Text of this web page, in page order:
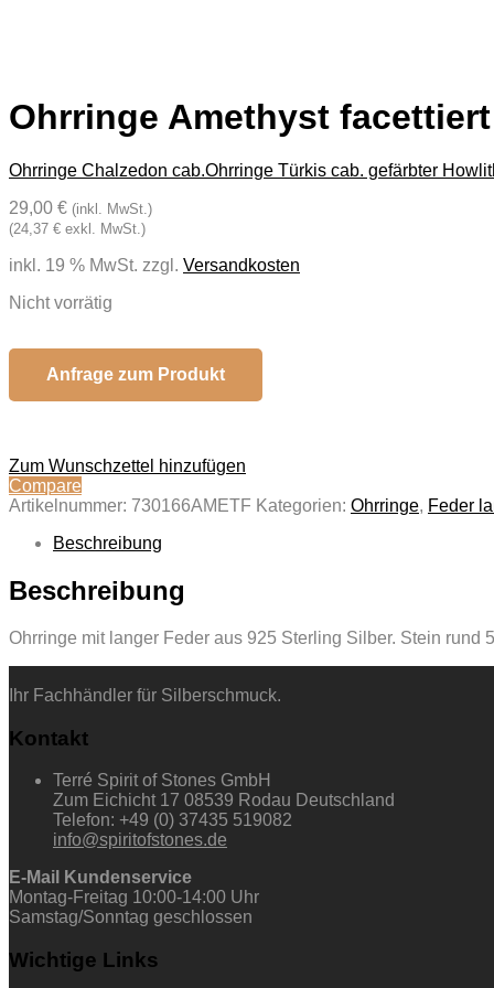
Ohrringe Amethyst facettiert
Ohrringe Chalzedon cab.Ohrringe Türkis cab. gefärbter
29,00 € (inkl. MwSt.)
(24,37 € exkl. MwSt.)
inkl. 19 % MwSt. zzgl. Versandkosten
Nicht vorrätig
Anfrage zum Produkt
Zum Wunschzettel hinzufügen
Compare
Artikelnummer: 730166AMETF Kategorien: Ohrringe, Feder
Beschreibung
Beschreibung
Ohrringe mit langer Feder aus 925 Sterling Silber. Stein rund
Ihr Fachhändler für Silberschmuck.
Kontakt
Terré Spirit of Stones GmbH
Zum Eichicht 17 08539 Rodau Deutschland
Telefon: +49 (0) 37435 519082
info@spiritofstones.de
E-Mail Kundenservice
Montag-Freitag 10:00-14:00 Uhr
Samstag/Sonntag geschlossen
Wichtige Links